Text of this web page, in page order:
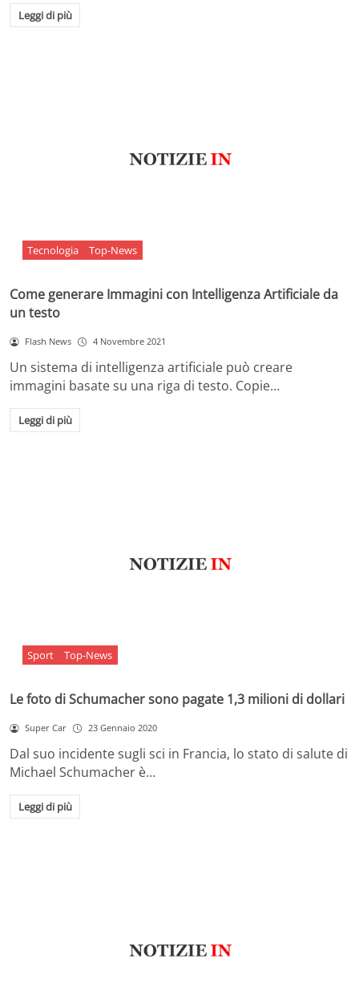
Leggi di più
Tecnologia Top-News
Come generare Immagini con Intelligenza Artificiale da
un testo
Flash News 4 Novembre 2021
Un sistema di intelligenza artificiale può creare
immagini basate su una riga di testo. Copie…
Leggi di più
Sport Top-News
Le foto di Schumacher sono pagate 1,3 milioni di dollari
Super Car 23 Gennaio 2020
Dal suo incidente sugli sci in Francia, lo stato di salute di
Michael Schumacher è…
Leggi di più